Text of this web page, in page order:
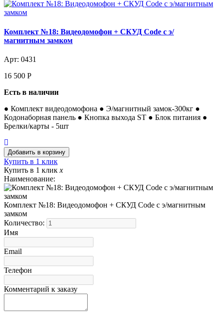
Комплект №18: Видеодомофон + СКУД Code с э/
магнитным замком
Арт: 0431
16 500 Р
Есть в наличии
● Комплект видеодомофона ● Э/магнитный замок-300кг ●
Кодонаборная панель ● Кнопка выхода ST ● Блок питания ●
Брелки/карты - 5шт
Купить в 1 клик
Купить в 1 клик x
Наименование:
Комплект №18: Видеодомофон + СКУД Code с э/магнитным
замком
Количество:
Имя
Email
Телефон
Комментарий к заказу